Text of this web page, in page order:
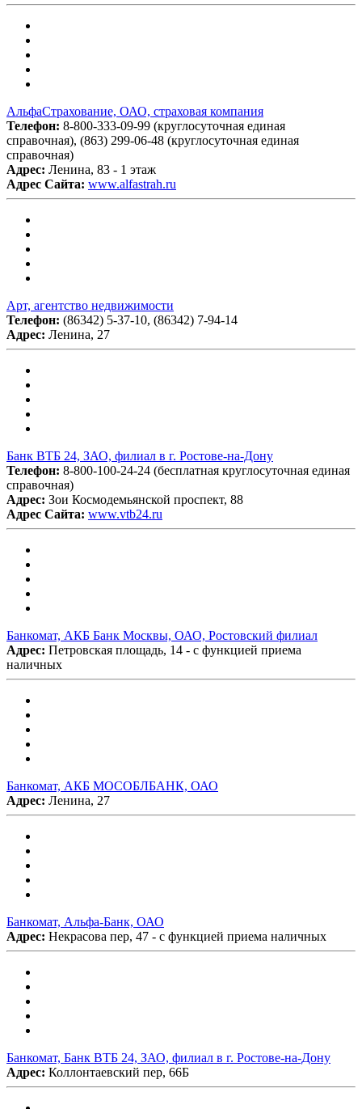
АльфаСтрахование, ОАО, страховая компания
Телефон: 8-800-333-09-99 (круглосуточная единая
справочная), (863) 299-06-48 (круглосуточная единая
справочная)
Адрес: Ленина, 83 - 1 этаж
Адрес Сайта: www.alfastrah.ru
Арт, агентство недвижимости
Телефон: (86342) 5-37-10, (86342) 7-94-14
Адрес: Ленина, 27
Банк ВТБ 24, ЗАО, филиал в г. Ростове-на-Дону
Телефон: 8-800-100-24-24 (бесплатная круглосуточная единая
справочная)
Адрес: Зои Космодемьянской проспект, 88
Адрес Сайта: www.vtb24.ru
Банкомат, АКБ Банк Москвы, ОАО, Ростовский филиал
Адрес: Петровская площадь, 14 - с функцией приема
наличных
Банкомат, АКБ МОСОБЛБАНК, ОАО
Адрес: Ленина, 27
Банкомат, Альфа-Банк, ОАО
Адрес: Некрасова пер, 47 - с функцией приема наличных
Банкомат, Банк ВТБ 24, ЗАО, филиал в г. Ростове-на-Дону
Адрес: Коллонтаевский пер, 66Б